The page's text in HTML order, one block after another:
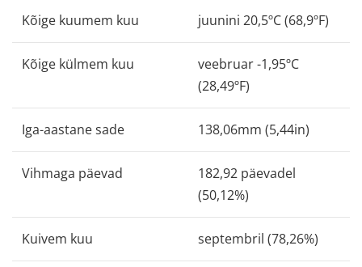
Kõige kuumem kuu juunini 20,5ºC (68,9ºF)
Kõige külmem kuu
veebruar -1,95ºC
(28,49ºF)
Iga-aastane sade 138,06mm (5,44in)
Vihmaga päevad
182,92 päevadel
(50,12%)
Kuivem kuu septembril (78,26%)